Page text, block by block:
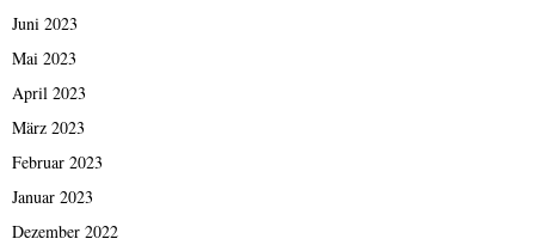
Juni 2023
Mai 2023
April 2023
März 2023
Februar 2023
Januar 2023
Dezember 2022